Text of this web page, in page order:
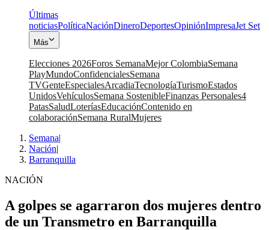
Últimas
noticiasPolíticaNaciónDineroDeportesOpiniónImpresaJet Set
Más
Elecciones 2026Foros SemanaMejor ColombiaSemana
PlayMundoConfidencialesSemana
TVGenteEspecialesArcadiaTecnologíaTurismoEstados
UnidosVehículosSemana SostenibleFinanzas Personales4
PatasSaludLoteríasEducaciónContenido en
colaboraciónSemana RuralMujeres
Semana|
Nación|
Barranquilla
NACIÓN
A golpes se agarraron dos mujeres dentro
de un Transmetro en Barranquilla